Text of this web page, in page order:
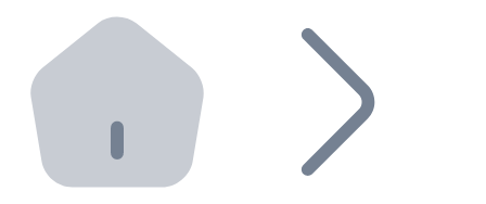
Distributeurs automatiques Bitnovo
Intégrez un ATM Bitnovo dans votre entreprise et
API Bitnovo
Intégrez notre API dans votre écosystème.